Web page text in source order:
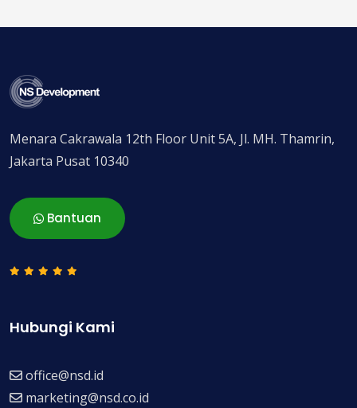
Menara Cakrawala 12th Floor Unit 5A, Jl. MH. Thamrin,
Jakarta Pusat 10340
Bantuan
Hubungi Kami
office@nsd.id
marketing@nsd.co.id